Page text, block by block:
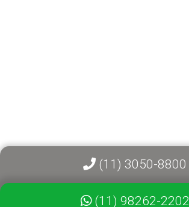
(11) 3050-8800
(11) 98262-2202